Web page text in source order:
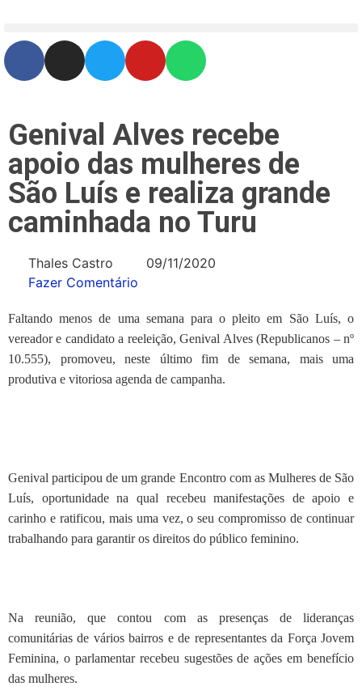
Genival Alves recebe
apoio das mulheres de
São Luís e realiza grande
caminhada no Turu
Thales Castro
09/11/2020
Fazer Comentário
Faltando menos de uma semana para o pleito em São Luís, o
vereador e candidato a reeleição, Genival Alves (Republicanos – nº
10.555), promoveu, neste último fim de semana, mais uma
produtiva e vitoriosa agenda de campanha.
Genival participou de um grande Encontro com as Mulheres de São
Luís, oportunidade na qual recebeu manifestações de apoio e
carinho e ratificou, mais uma vez, o seu compromisso de continuar
trabalhando para garantir os direitos do público feminino.
Na reunião, que contou com as presenças de lideranças
comunitárias de vários bairros e de representantes da Força Jovem
Feminina, o parlamentar recebeu sugestões de ações em benefício
das mulheres.